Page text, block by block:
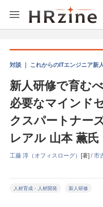
対談 ｜ これからのITエンジニア新
新人研修で育む
必要なマインド
クスパートナー
レアル 山本 薫氏
工藤 淳（オフィスローグ） [著] /市
人材育成・人材開発 新人研修